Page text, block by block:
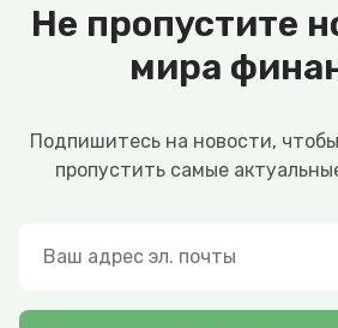
Не пропустите
мира
Подпишитесь на новости,
пропустить самые